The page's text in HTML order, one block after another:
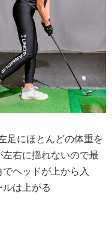
足にほとんどの体重を
右に揺れないので最
ヘッドが上から入
は上がる